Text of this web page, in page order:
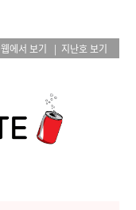
웹에서 보기 | 지난호 보기